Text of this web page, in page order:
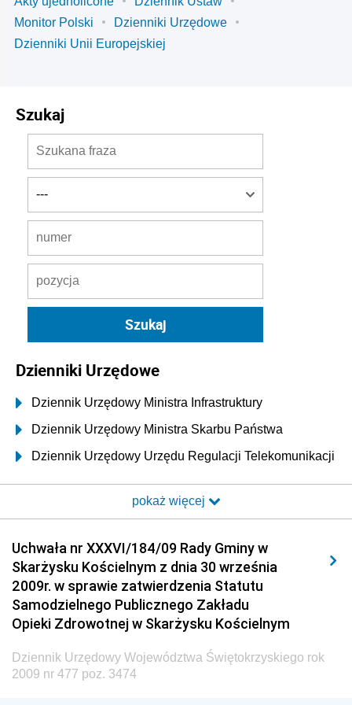
Monitor Polski
Dzienniki Urzędowe
Dzienniki Unii Europejskiej
Szukaj
Dzienniki Urzędowe
Dziennik Urzędowy Ministra Infrastruktury
Dziennik Urzędowy Ministra Skarbu Państwa
Dziennik Urzędowy Urzędu Regulacji Telekomunikacji
Dziennik Urzędowy Ministra Transportu i Budownictwa
Elektronicznej
Dziennik Urzędowy Ministra Spraw Wewnętrznych i
Administracji
Dziennik Urzędowy Ministra Transportu
Dziennik Urzędowy Ministra Budownictwa
Dziennik Urzędowy Ministra Nauki i Szkolnictwa
pokaż więcej
Uchwała nr XXXVI/184/09 Rady Gminy w
Skarżysku Kościelnym z dnia 30 września
2009r. w sprawie zatwierdzenia Statutu
Samodzielnego Publicznego Zakładu
Opieki Zdrowotnej w Skarżysku Kościelnym
Dziennik Urzędowy Województwa Świętokrzyskiego rok
2009 nr 477 poz. 3474